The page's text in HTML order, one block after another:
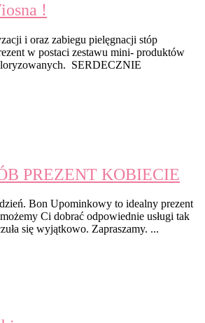
!
i oraz zabiegu pielęgnacji stóp
w postaci zestawu mini- produktów
SERDECZNIE
PREZENT KOBIECIE
Bon Upominkowy to idealny prezent
Ci dobrać odpowiednie usługi tak
się wyjątkowo. Zapraszamy. ...